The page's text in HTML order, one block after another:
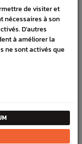
avec frais votre
de visiter et
nécessaires à son
D'autres
à améliorer la
ne sont activés que